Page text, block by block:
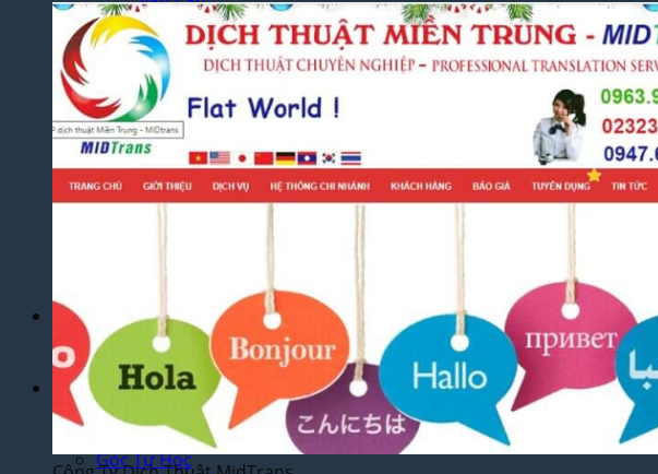
Dịch Thuật Báo Cáo Tài Chính
Dịch Thuật Hợp Đồng Nhanh Chóng
Dịch Thuật Bảng Điểm Học Bạ
Dịch Thuật Giấy Khai Sinh, Hộ Khẩu
Dịch Thuật Đa Ngôn Ngữ
Dịch Thuật Tiếng Anh
Dịch Thuật Tiếng Trung Quốc
Dịch Thuật Tiếng Nhật Bản
Dịch Thuật Tiếng Nga
Dịch Vụ
Dịch Thuật Phim – Phụ Đề Video Clip
Dịch Vụ Hợp Pháp Hóa Lãnh Sự
Blog
Tuyển Dụng
Chia Sẻ Kinh Nghiệm
Góc Tự Học